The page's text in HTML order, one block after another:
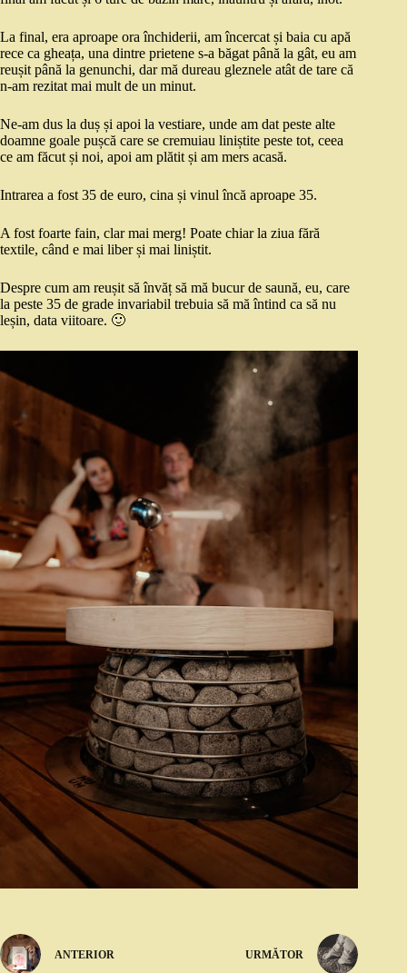
La final, era aproape ora închiderii, am încercat și baia cu apă
rece ca gheața, una dintre prietene s-a băgat până la gât, eu am
reușit până la genunchi, dar mă dureau gleznele atât de tare că
n-am rezitat mai mult de un minut.
Ne-am dus la duș și apoi la vestiare, unde am dat peste alte
doamne goale pușcă care se cremuiau liniștite peste tot, ceea
ce am făcut și noi, apoi am plătit și am mers acasă.
Intrarea a fost 35 de euro, cina și vinul încă aproape 35.
A fost foarte fain, clar mai merg! Poate chiar la ziua fără
textile, când e mai liber și mai liniștit.
Despre cum am reușit să învăț să mă bucur de saună, eu, care
la peste 35 de grade invariabil trebuia să mă întind ca să nu
leșin, data viitoare. 🙂
ANTERIOR URMĂTOR